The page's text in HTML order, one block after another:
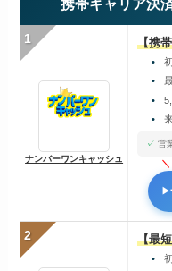
携帯キャリア決
1
ナンバーワンキャッシュ
【携
営
2 【最